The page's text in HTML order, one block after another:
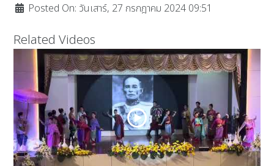
Posted On: วันเสาร์, 27 กรกฎาคม 2024 09:51
Related Videos